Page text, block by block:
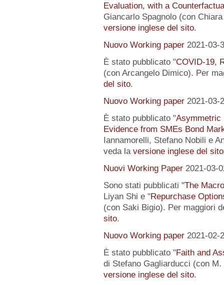
Evaluation, with a
Giancarlo Spagnolo (con
versione inglese del sito.
Nuovo Working paper 2021-03-
È stato pubblicato "COVID-19,
(con Arcangelo Dimico). Per
del sito.
Nuovo Working paper 2021-03-
È stato pubblicato "Asymmetric
Evidence from SMEs Bond
Iannamorelli, Stefano Nobili e
veda la versione inglese del sito
Nuovi Working Paper 2021-03-
Sono stati pubblicati "The
Liyan Shi e "Repurchase
(con Saki Bigio). Per maggiori
sito.
Nuovo Working paper 2021-02-
È stato pubblicato "Faith and
di Stefano Gagliarducci (con
versione inglese del sito.